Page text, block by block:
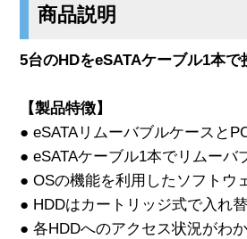
商品説明
5台のHDをeSATAケーブル1本
【製品特徴】
● eSATAリムーバブルケースと
● eSATAケーブル1本でリムーバ
● OSの機能を利用したソフトウ
● HDDはカートリッジ式で入れ
● 各HDDへのアクセス状況がわ